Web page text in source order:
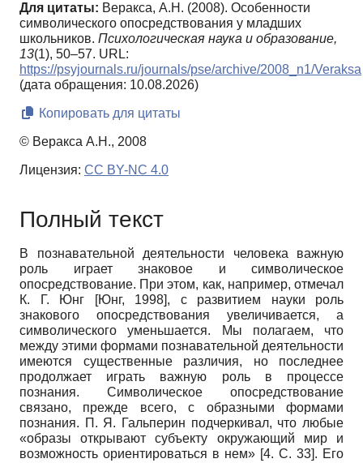
Для цитаты: Веракса, А.Н. (2008). Особенности
символического опосредствования у младших
школьников. Психологическая наука и образование,
13(1), 50–57. URL:
https://psyjournals.ru/journals/pse/archive/2008_n1/Veraksa
(дата обращения: 10.08.2026)
Копировать для цитаты
© Веракса А.Н., 2008
Лицензия: CC BY-NC 4.0
Полный текст
В познавательной деятельности человека важную
роль играет знаковое и символическое
опосредствование. При этом, как, например, отмечал
К. Г. Юнг
[Юнг, 1998], с развитием науки роль
знакового опосредствования увеличивается, а
символического уменьшается. Мы полагаем, что
между этими формами познавательной деятельности
имеются существенные различия, но последнее
продолжает играть важную роль в процессе
познания. Символическое опосредствование
связано, прежде всего, с образными формами
познания. П. Я. Гальперин подчеркивал, что любые
«образы открывают субъекту окружающий мир и
возможность ориентироваться в нем» [4. С. 33]. Его